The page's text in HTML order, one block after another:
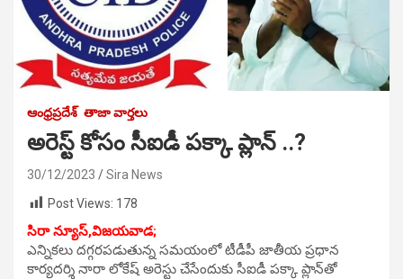
ఆంధ్రప్రదేశ్ తాజా వార్తలు
అరెస్ట్ కోసం సీఐడీ పక్కా ప్లాన్ ..?
30/12/2023
Sira News
Post Views: 178
సిరా న్యూస్,విజయవాడ;
ఎన్నిక‌లు ద‌గ్గర‌ప‌డుతున్న స‌మ‌యంలో టీడీపీ జాతీయ ప్రధాన
కార్యదర్శి నారా లోకేష్‌ అరెస్టు చేసేందుకు సీఐడీ పక్కా ప్లాన్‌తో